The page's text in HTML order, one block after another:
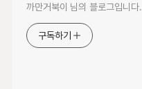
까만거북이 님의 블로그입니다.
구독하기